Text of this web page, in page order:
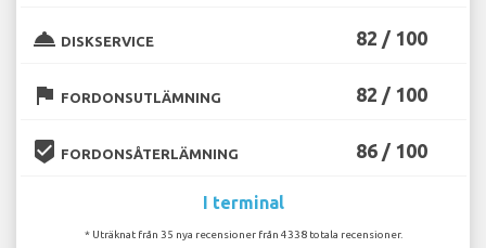
room_service DISKSERVICE 82 / 100
flag FORDONSUTLÄMNING 82 / 100
beenhere FORDONSÅTERLÄMNING 86 / 100
I terminal
* Uträknat från 35 nya recensioner från 4338 totala recensioner.